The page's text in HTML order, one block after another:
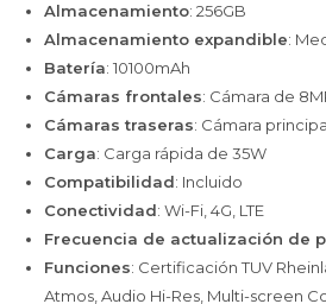
Almacenamiento: 256GB
Almacenamiento expandible:
Batería: 10100mAh
Cámaras frontales: Cámara de
Cámaras traseras: Cámara
Carga: Carga rápida de 35W
Compatibilidad: Incluido
Conectividad: Wi-Fi, 4G, LTE
Frecuencia de actualización de
Funciones: Certificación TUV
Atmos, Audio Hi-Res, Multi-screen